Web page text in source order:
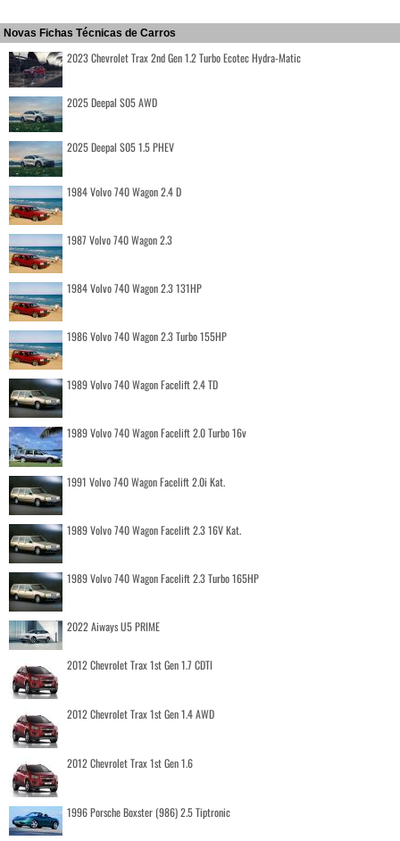
Novas Fichas Técnicas de Carros
2023 Chevrolet Trax 2nd Gen 1.2 Turbo Ecotec Hydra-Matic
2025 Deepal S05 AWD
2025 Deepal S05 1.5 PHEV
1984 Volvo 740 Wagon 2.4 D
1987 Volvo 740 Wagon 2.3
1984 Volvo 740 Wagon 2.3 131HP
1986 Volvo 740 Wagon 2.3 Turbo 155HP
1989 Volvo 740 Wagon Facelift 2.4 TD
1989 Volvo 740 Wagon Facelift 2.0 Turbo 16v
1991 Volvo 740 Wagon Facelift 2.0i Kat.
1989 Volvo 740 Wagon Facelift 2.3 16V Kat.
1989 Volvo 740 Wagon Facelift 2.3 Turbo 165HP
2022 Aiways U5 PRIME
2012 Chevrolet Trax 1st Gen 1.7 CDTI
2012 Chevrolet Trax 1st Gen 1.4 AWD
2012 Chevrolet Trax 1st Gen 1.6
1996 Porsche Boxster (986) 2.5 Tiptronic